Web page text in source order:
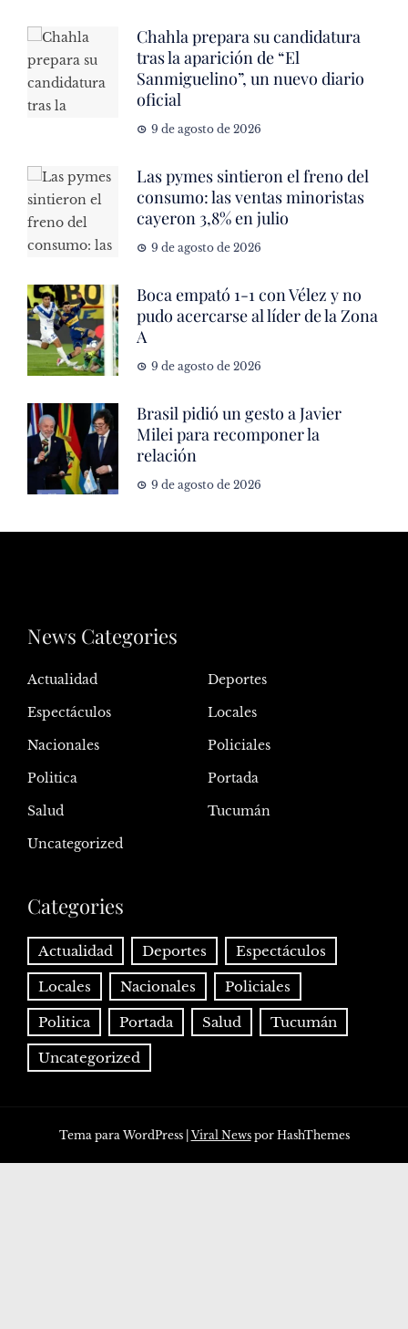
Chahla prepara su candidatura
tras la aparición de “El
Sanmiguelino”, un nuevo diario
oficial
9 de agosto de 2026
Las pymes sintieron el freno del
consumo: las ventas minoristas
cayeron 3,8% en julio
9 de agosto de 2026
Boca empató 1-1 con Vélez y no
pudo acercarse al líder de la Zona
A
9 de agosto de 2026
Brasil pidió un gesto a Javier
Milei para recomponer la
relación
9 de agosto de 2026
News Categories
Actualidad
Deportes
Espectáculos
Locales
Nacionales
Policiales
Politica
Portada
Salud
Tucumán
Uncategorized
Categories
Actualidad Deportes Espectáculos
Locales Nacionales Policiales
Politica Portada Salud Tucumán
Uncategorized
Tema para WordPress Viral Newspor HashThemes